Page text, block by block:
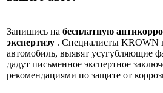
Запишись на бесплатную
экспертизу . Специалисты KROWN
автомобиль, выявят усугубляющие
дадут письменное экспертное
рекомендациями по защите от